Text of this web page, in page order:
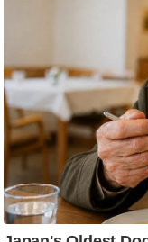
क्षा
B
r
e
a
k
i
n